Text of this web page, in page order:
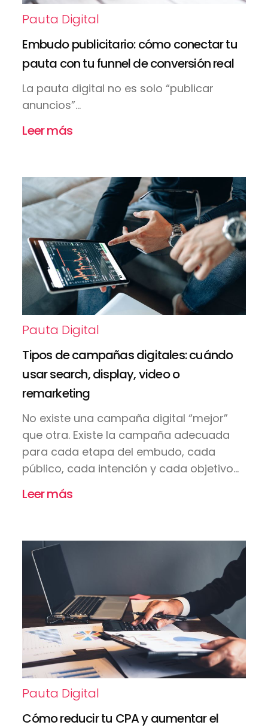
Pauta Digital
Embudo publicitario: cómo conectar tu
pauta con tu funnel de conversión real
La pauta digital no es solo “publicar
anuncios”...
Leer más
Pauta Digital
Tipos de campañas digitales: cuándo
usar search, display, video o
remarketing
No existe una campaña digital “mejor”
que otra. Existe la campaña adecuada
para cada etapa del embudo, cada
público, cada intención y cada objetivo...
Leer más
Pauta Digital
Cómo reducir tu CPA y aumentar el